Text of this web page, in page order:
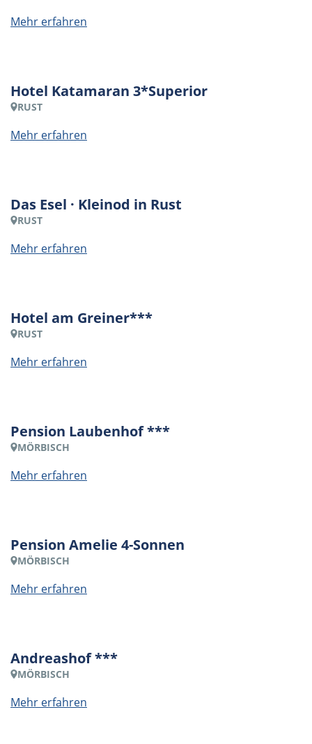
Mehr erfahren
Hotel Katamaran 3*Superior
RUST
Mehr erfahren
Das Esel · Kleinod in Rust
RUST
Mehr erfahren
Hotel am Greiner***
RUST
Mehr erfahren
Pension Laubenhof ***
MÖRBISCH
Mehr erfahren
Pension Amelie 4-Sonnen
MÖRBISCH
Mehr erfahren
Andreashof ***
MÖRBISCH
Mehr erfahren